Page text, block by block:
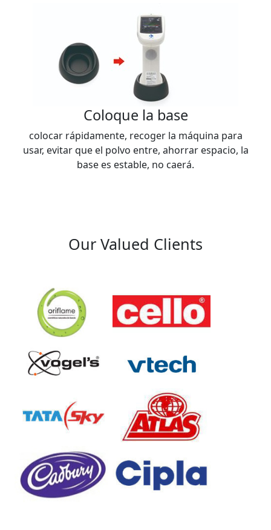
Coloque la base
colocar rápidamente, recoger la máquina para
usar, evitar que el polvo entre, ahorrar espacio, la
base es estable, no caerá.
Our Valued Clients